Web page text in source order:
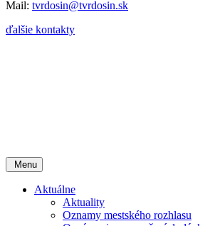
Mail: tvrdosin@tvrdosin.sk
ďalšie kontakty
Menu
Aktuálne
Aktuality
Oznamy mestského rozhlasu